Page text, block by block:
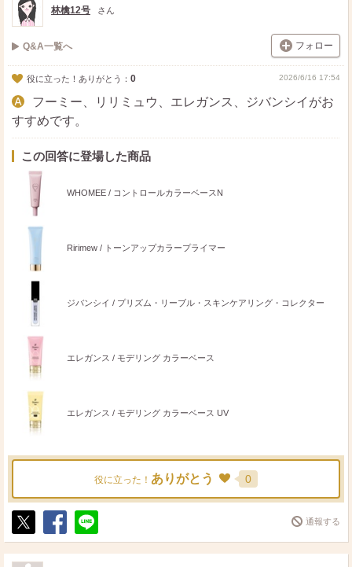
林檎12号 さん
Q&A一覧へ フォロー
役に立った！ありがとう： 0 2026/6/16 17:54
フーミー、リリミュウ、エレガンス、ジバンシイがお
すすめです。
この回答に登場した商品
WHOMEE / コントロールカラーベースN
Ririmew / トーンアップカラープライマー
ジバンシイ / プリズム・リーブル・スキンケアリング・コレクター
エレガンス / モデリング カラーベース
エレガンス / モデリング カラーベース UV
役に立った！ ありがとう 0
ポ
ス
シ
ェ
送
る
通報する